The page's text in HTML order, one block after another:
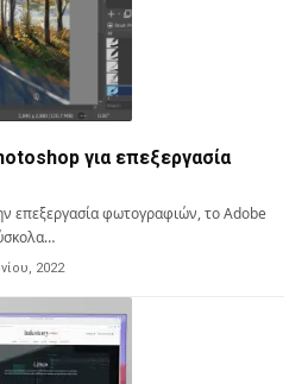
για επεξεργασία
επεξεργασία φωτογραφιών, το Adobe
2022